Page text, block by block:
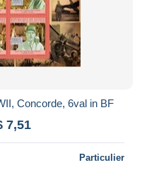
Concorde, 6val in BF
7,51
Particulier